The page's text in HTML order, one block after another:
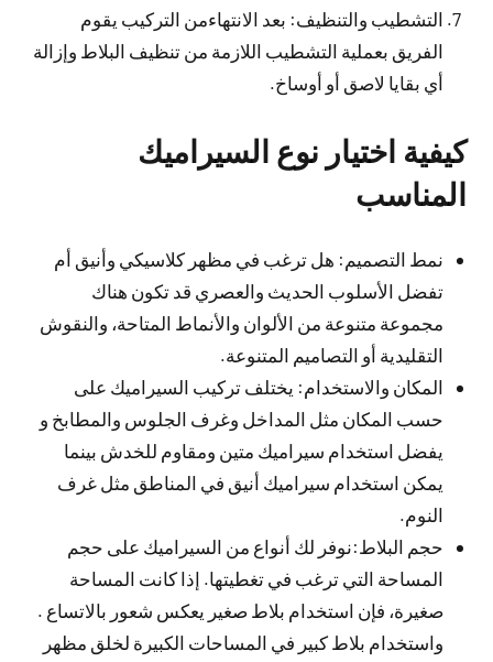
التشطيب والتنظيف: بعد الانتهاءمن التركيب يقوم
الفريق بعملية التشطيب اللازمة من تنظيف البلاط وإزالة
أي بقايا لاصق أو أوساخ.
كيفية اختيار نوع السيراميك
المناسب
نمط التصميم: هل ترغب في مظهر كلاسيكي وأنيق أم
تفضل الأسلوب الحديث والعصري قد تكون هناك
مجموعة متنوعة من الألوان والأنماط المتاحة، والنقوش
التقليدية أو التصاميم المتنوعة.
المكان والاستخدام: يختلف تركيب السيراميك على
حسب المكان مثل المداخل وغرف الجلوس والمطابخ و
يفضل استخدام سيراميك متين ومقاوم للخدش بينما
يمكن استخدام سيراميك أنيق في المناطق مثل غرف
النوم.
حجم البلاط:نوفر لك أنواع من السيراميك على حجم
المساحة التي ترغب في تغطيتها. إذا كانت المساحة
صغيرة، فإن استخدام بلاط صغير يعكس شعور بالاتساع .
واستخدام بلاط كبير في المساحات الكبيرة لخلق مظهر